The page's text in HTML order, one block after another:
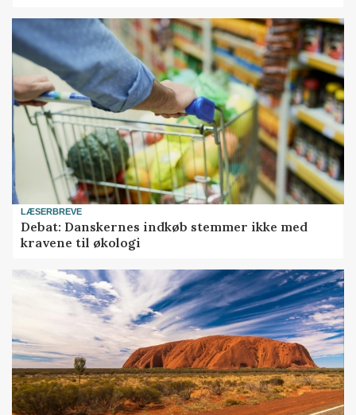
LÆSERBREVE
Debat: Danskernes indkøb stemmer ikke med
kravene til økologi